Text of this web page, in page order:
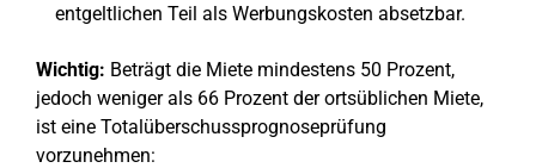
entgeltlichen Teil als Werbungskosten absetzbar.
Wichtig: Beträgt die Miete mindestens 50 Prozent,
jedoch weniger als 66 Prozent der ortsüblichen Miete,
ist eine Totalüberschussprognoseprüfung
vorzunehmen: